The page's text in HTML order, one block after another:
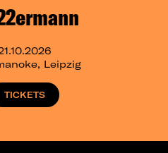
Leipzig
TICKETS